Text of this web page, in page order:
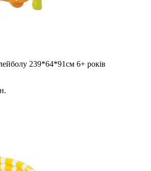
239*64*91см 6+ років